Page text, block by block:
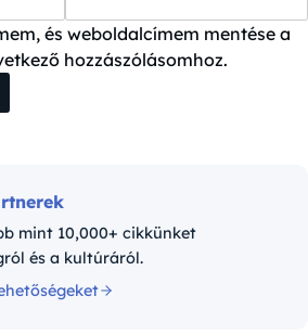
és weboldalcímem mentése a
hozzászólásomhoz.
mint 10,000+ cikkünket
és a kultúráról.